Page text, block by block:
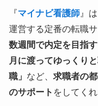
『マイナビ看護師』
運営する定番の転職サ
数週間で内定を目指す
月に渡ってゆっくり
職」 など、 求職者の
のサポート をしてくれ